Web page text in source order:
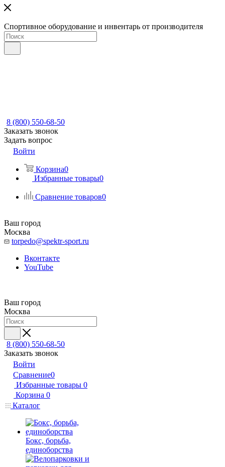
Спортивное оборудование и инвентарь от производителя
8 (800) 550-68-50
Заказать звонок
Задать вопрос
Войти
Корзина0
Избранные товары0
Сравнение товаров0
Ваш город
Москва
torpedo@spektr-sport.ru
Вконтакте
YouTube
Ваш город
Москва
8 (800) 550-68-50
Заказать звонок
Войти
Сравнение0
Избранные товары 0
Корзина 0
Каталог
Бокс, борьба,
единоборства